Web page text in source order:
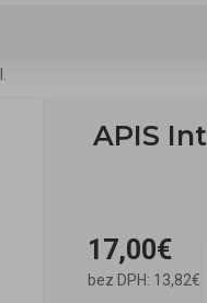
APIS
17,00€
bez DPH: 13,82€